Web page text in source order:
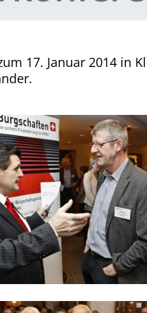
17. Januar 2014 in